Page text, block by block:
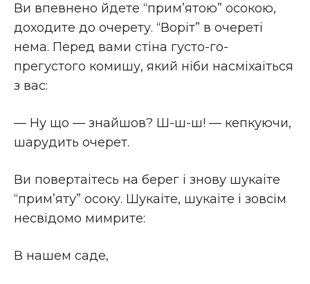
Ви впевнено йдете “прим’ятою” осокою,
доходите до очерету. “Ворiт” в очеретi
нема. Перед вами стiна густо-го-
прегустого комишу, який нiби насмiхаіться
з вас:
— Ну що — знайшов? Ш-ш-ш! — кепкуючи,
шарудить очерет.
Ви повертаітесь на берег i знову шукаіте
“прим’яту” осоку. Шукаіте, шукаіте i зовсiм
несвiдомо мимрите:
В нашем саде,